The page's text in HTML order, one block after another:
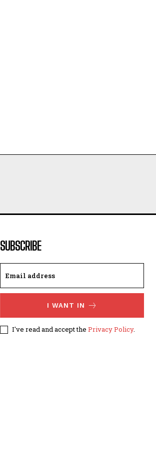
SUBSCRIBE
I WANT IN
I've read and accept the Privacy Policy.